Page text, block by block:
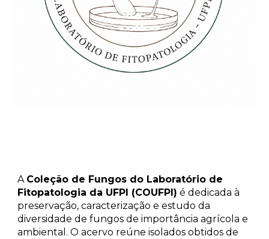
A Coleção de Fungos do Laboratório de
Fitopatologia da UFPI (COUFPI) é dedicada à
preservação, caracterização e estudo da
diversidade de fungos de importância agrícola e
ambiental. O acervo reúne isolados obtidos de